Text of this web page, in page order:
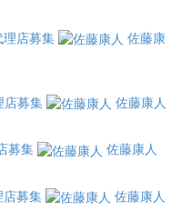
理店募集
佐藤康
店募集
佐藤康人
募集
佐藤康人
店募集
佐藤康人